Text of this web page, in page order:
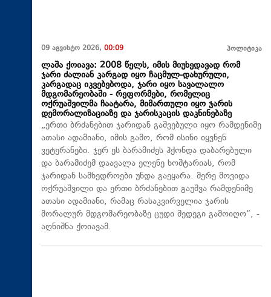
09 აგვისტო 2026, 00:09 პოლიტიკა
ლაშა ქოიავა: 2008 წელს, იმის მიუხედავად რომ
ჯარი ძალიან კარგად იყო ჩაცმულ-დახურული,
კარგადაც იკვებებოდა, ჯარი იყო სავალალო
მდგომარეობაში - რეფორმები, რომელიც
ოქრუაშვილმა ჩაატარა, მიმართული იყო ჯარის
დემორალიზაციაზე და ჯარისკაცის დაკნინებაზე
„ერთი ბრძანებით ჯარიდან გაშვებული იყო რამდენიმე
ათასი ადამიანი, იმის გამო, რომ ისინი იყვნენ
ვეტერანები. ჯერ ეს ბარამიძეს ჰქონდა დაბარებული
და ბარამიძემ დაავალა ელენე ხოშტარიას, რომ
ჯარიდან სამხედროები უნდა გაეყარა. მერე მოვიდა
ოქრუაშვილი და ერთი ბრძანებით გაუშვა რამდენიმე
ათასი ადამიანი, რამაც რასაკვირველია ჯარის
მორალურ მდგომარეობაზე ცუდი შედეგი გამოიღო“, -
აღნიშნა ქოიავამ.